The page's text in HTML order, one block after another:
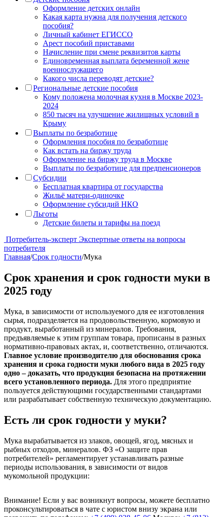
Оформление детских онлайн
Какая карта нужна для получения детского
пособия?
Личный кабинет ЕГИССО
Арест пособий приставами
Начисление при смене реквизитов карты
Единовременная выплата беременной жене
военнослужащего
Какого числа переводят детские?
Региональные детские пособия
Кому положена молочная кухня в Москве 2023-
2024
850 тысяч на улучшение жилищных условий в
Крыму
Выплаты по безработице
Оформления пособия по безработице
Как встать на биржу труда
Оформление на биржу труда в Москве
Выплаты по безработице для предпенсионеров
Субсидии
Бесплатная квартира от государства
Жильё матери-одиночке
Оформление субсидий НКО
Льготы
Детские билеты и тарифы на поезд
Потребитель-эксперт Экспертные ответы на вопросы
потребителя
Главная/Cрок годности/Мука
Срок хранения и срок годности муки в
2025 году
Мука, в зависимости от используемого для ее изготовления
сырья, подразделяется на продовольственную, кормовую и
продукт, выработанный из минералов. Требования,
предъявляемые к этим группам товара, прописаны в разных
нормативно-правовых актах, и, соответственно, отличаются.
Главное условие производителю для обоснования срока
хранения и срока годности муки любого вида в 2025 году
одно – доказать, что продукция безопасна на протяжении
всего установленного периода. Для этого предприятие
пользуется действующими государственными стандартами
или разрабатывает собственную техническую документацию.
Есть ли срок годности у муки?
Мука вырабатывается из злаков, овощей, ягод, мясных и
рыбных отходов, минералов. ФЗ «О защите прав
потребителей» регламентирует устанавливать разные
периоды использования, в зависимости от видов
мукомольной продукции:
Внимание! Если у вас возникнут вопросы, можете бесплатно
проконсультироваться в чате с юристом внизу экрана или